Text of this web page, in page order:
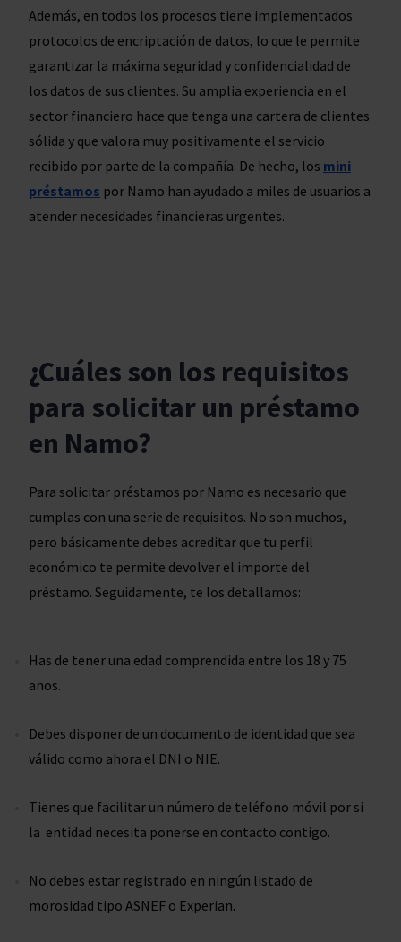
Además, en todos los procesos tiene implementados
protocolos de encriptación de datos, lo que le permite
garantizar la máxima seguridad y confidencialidad de
los datos de sus clientes. Su amplia experiencia en el
sector financiero hace que tenga una cartera de clientes
sólida y que valora muy positivamente el servicio
recibido por parte de la compañía. De hecho, los mini
préstamos por Namo han ayudado a miles de usuarios a
atender necesidades financieras urgentes.
Para solicitar préstamos por Namo es necesario que
cumplas con una serie de requisitos. No son muchos,
pero básicamente debes acreditar que tu perfil
económico te permite devolver el importe del
préstamo. Seguidamente, te los detallamos:
Has de tener una edad comprendida entre los 18 y 75
años.
Debes disponer de un documento de identidad que sea
válido como ahora el DNI o NIE.
Tienes que facilitar un número de teléfono móvil por si
la entidad necesita ponerse en contacto contigo.
No debes estar registrado en ningún listado de
morosidad tipo ASNEF o Experian.
¿Cuáles son los requisitos
para solicitar un préstamo
en Namo?